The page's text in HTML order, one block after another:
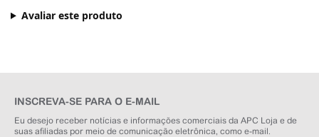
Avaliar este produto
INSCREVA-SE PARA O E-MAIL
Eu desejo receber notícias e informações comerciais da APC Loja e de
suas afiliadas por meio de comunicação eletrônica, como e-mail.